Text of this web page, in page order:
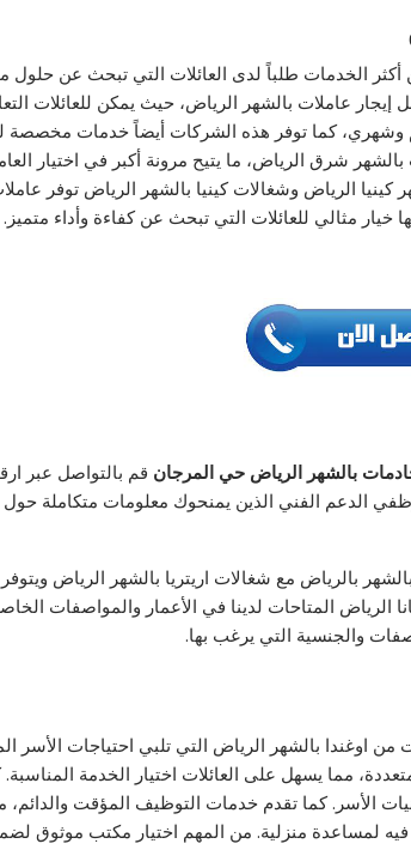
أكثر الخدمات طلباً لدى العائلات التي تبحث عن حلول
عاملات بالشهر الرياض، حيث يمكن للعائلات
وشهري، كما توفر هذه الشركات أيضاً خدمات مخصصة
شرق الرياض، ما يتيح مرونة أكبر في اختيار
الرياض وشغالات كينيا بالشهر الرياض توفر
مثالي للعائلات التي تبحث عن كفاءة وأداء متميز.
بالشهر الرياض حي المرجان قم بالتواصل عبر
الدعم الفني الذين يمنحوك معلومات متكاملة
بالرياض مع شغالات اريتريا بالشهر الرياض ويتوفر
الرياض المتاحات لدينا في الأعمار والمواصفات
والجنسية التي يرغب بها.
اوغندا بالشهر الرياض التي تلبي احتياجات الأسر
مما يسهل على العائلات اختيار الخدمة المناسبة.
الأسر. كما تقدم خدمات التوظيف المؤقت والدائم،
لمساعدة منزلية. من المهم اختيار مكتب موثوق